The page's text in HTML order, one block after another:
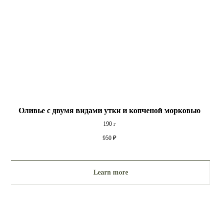
Оливье с двумя видами утки и копченой морковью
190 г
950 ₽
Learn more